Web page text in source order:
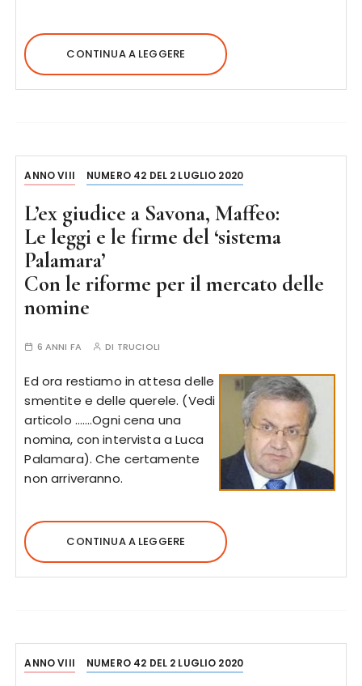
CONTINUA A LEGGERE
ANNO VIII NUMERO 42 DEL 2 LUGLIO 2020
L’ex giudice a Savona, Maffeo:
Le leggi e le firme del ‘sistema
Palamara’
Con le riforme per il mercato delle
nomine
6 ANNI FA DI TRUCIOLI
Ed ora restiamo in attesa delle
smentite e delle querele. (Vedi
articolo …….Ogni cena una
nomina, con intervista a Luca
Palamara). Che certamente
non arriveranno.
CONTINUA A LEGGERE
ANNO VIII NUMERO 42 DEL 2 LUGLIO 2020